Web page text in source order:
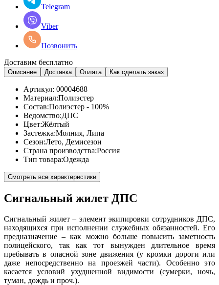
Telegram
Viber
Позвонить
Доставим бесплатно
Описание Доставка Оплата Как сделать заказ
Артикул: 00004688
Материал:Полиэстер
Состав:Полиэстер - 100%
Ведомство:ДПС
Цвет:Жёлтый
Застежка:Молния, Липа
Сезон:Лето, Демисезон
Страна производства:Россия
Тип товара:Одежда
Смотреть все характеристики
Сигнальный жилет ДПС
Сигнальный жилет – элемент экипировки сотрудников ДПС,
находящихся при исполнении служебных обязанностей. Его
предназначение – как можно больше повысить заметность
полицейского, так как тот вынужден длительное время
пребывать в опасной зоне движения (у кромки дороги или
даже непосредственно на проезжей части). Особенно это
касается условий ухудшенной видимости (сумерки, ночь,
туман, дождь и проч.).